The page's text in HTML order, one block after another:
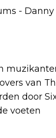
- Danny
van
door
voeten